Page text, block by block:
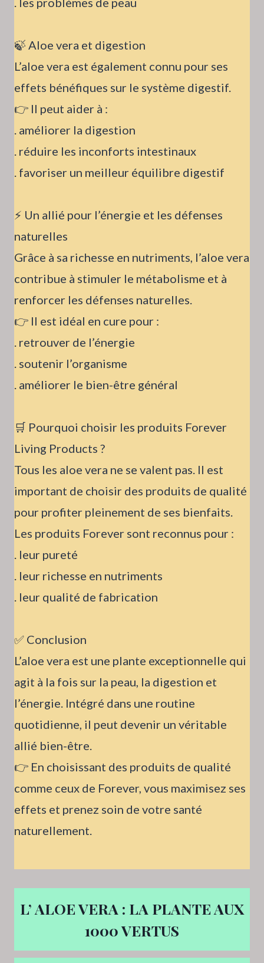
🍃 Aloe vera et digestion
L’aloe vera est également connu pour ses
effets bénéfiques sur le système digestif.
👉 Il peut aider à :
. améliorer la digestion
. réduire les inconforts intestinaux
. favoriser un meilleur équilibre digestif
⚡ Un allié pour l’énergie et les défenses
naturelles
Grâce à sa richesse en nutriments, l’aloe vera
contribue à stimuler le métabolisme et à
renforcer les défenses naturelles.
👉 Il est idéal en cure pour :
. retrouver de l’énergie
. soutenir l’organisme
. améliorer le bien-être général
🛒 Pourquoi choisir les produits Forever
Living Products ?
Tous les aloe vera ne se valent pas. Il est
important de choisir des produits de qualité
pour profiter pleinement de ses bienfaits.
Les produits Forever sont reconnus pour :
. leur pureté
. leur richesse en nutriments
. leur qualité de fabrication
✅ Conclusion
L’aloe vera est une plante exceptionnelle qui
agit à la fois sur la peau, la digestion et
l’énergie. Intégré dans une routine
quotidienne, il peut devenir un véritable
allié bien-être.
👉 En choisissant des produits de qualité
comme ceux de Forever, vous maximisez ses
effets et prenez soin de votre santé
naturellement.
L’ ALOE VERA : LA PLANTE AUX
1000 VERTUS